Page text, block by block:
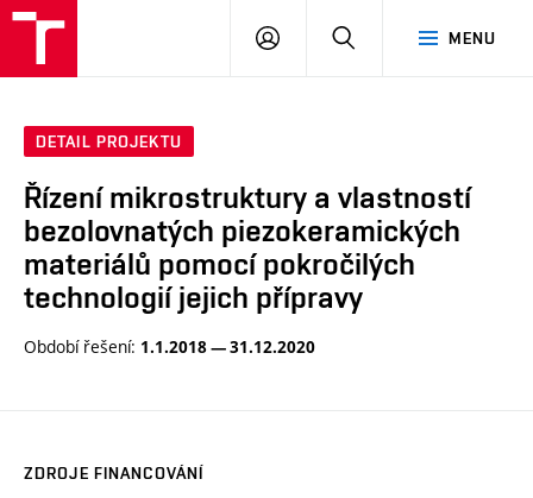
MENU
PŘIHLÁSIT
DETAIL PROJEKTU
Řízení mikrostruktury a vlastností
bezolovnatých piezokeramických
materiálů pomocí pokročilých
technologií jejich přípravy
Období řešení: 1.1.2018 — 31.12.2020
ZDROJE FINANCOVÁNÍ